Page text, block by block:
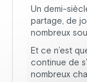
Un demi-
partage, de
nombreux
Et ce n’est
continue de
nombreux